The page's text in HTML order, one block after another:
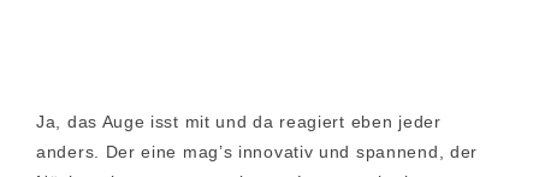
Ja, das Auge isst mit und da reagiert eben jeder
anders. Der eine mag’s innovativ und spannend, der